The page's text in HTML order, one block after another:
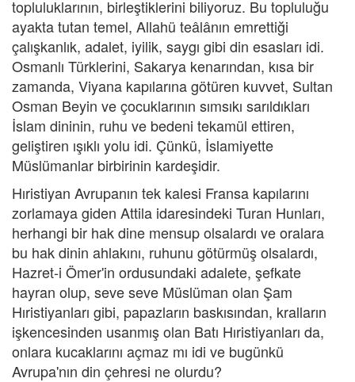
topluluklarının, birleştiklerini biliyoruz. Bu topluluğu
ayakta tutan temel, Allahü teâlânın emrettiği
çalışkanlık, adalet, iyilik, saygı gibi din esasları idi.
Osmanlı Türklerini, Sakarya kenarından, kısa bir
zamanda, Viyana kapılarına götüren kuvvet, Sultan
Osman Beyin ve çocuklarının sımsıkı sarıldıkları
İslam dininin, ruhu ve bedeni tekamül ettiren,
geliştiren ışıklı yolu idi. Çünkü, İslamiyette
Müslümanlar birbirinin kardeşidir.
Hıristiyan Avrupanın tek kalesi Fransa kapılarını
zorlamaya giden Attila idaresindeki Turan Hunları,
herhangi bir hak dine mensup olsalardı ve oralara
bu hak dinin ahlakını, ruhunu götürmüş olsalardı,
Hazret-i Ömer'in ordusundaki adalete, şefkate
hayran olup, seve seve Müslüman olan Şam
Hıristiyanları gibi, papazların baskısından, kralların
işkencesinden usanmış olan Batı Hıristiyanları da,
onlara kucaklarını açmaz mı idi ve bugünkü
Avrupa'nın din çehresi ne olurdu?